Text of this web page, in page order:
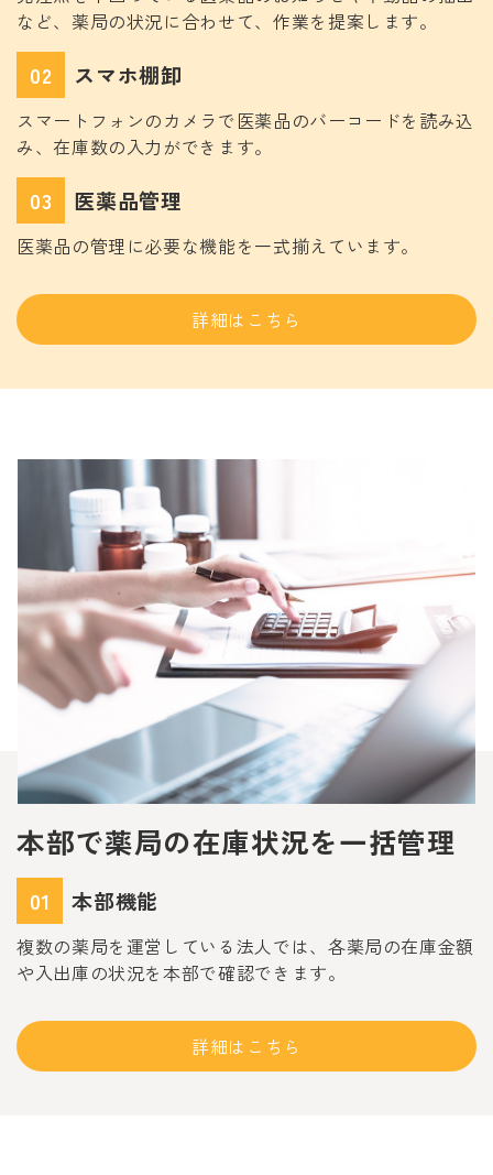
など、薬局の状況に合わせて、作業を提案します。
02 スマホ棚卸
スマートフォンのカメラで医薬品のバーコードを読み込
み、在庫数の入力ができます。
03 医薬品管理
医薬品の管理に必要な機能を一式揃えています。
詳細はこちら
本部で薬局の在庫状況を一括管理
01 本部機能
複数の薬局を運営している法人では、各薬局の在庫金額
や入出庫の状況を本部で確認できます。
詳細はこちら